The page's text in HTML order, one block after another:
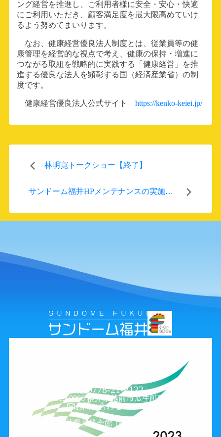
交通アクセス
福井県産業会館
福井ものづくりキャンパス
周辺観光・グルメ情報
X
ング経営を推進し、ご利用者様に安全・安心・快適
にご利用いただき、顧客満足度を最大限高めていけ
るよう努めてまいります。
なお、健康経営優良法人制度とは、従業員等の健
康管理を経営的な視点で考え、健康の保持・増進に
つながる取組を戦略的に実践する「健康経営」を推
進する優良な法人を顕彰する国（経済産業省）の制
度です。
健康経営優良法人公式サイト https://kenko-keiei.jp/
林明寛トークショー【終了】
サンドーム福井HPメンテナンスの実施に
0778-21-2122
〒915-0096 福井県越前市瓜生町5-1-1
お問い合わせフォーム
一般財団法人福井県産業会館（適格請求書登録番号 T2-2100-0500
-0419）